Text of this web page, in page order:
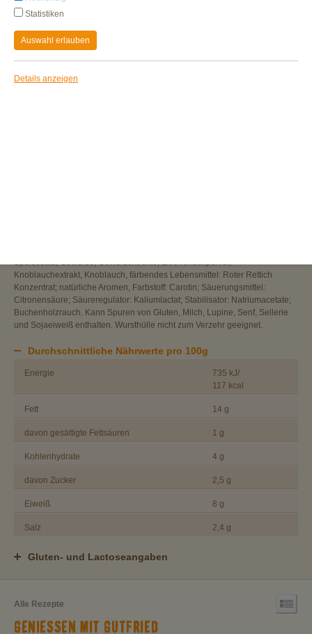
Speisesalz, Gewürze, Gewürzextrakte, Zitronensaftpulver,
Knoblauchextrakt, Knoblauch, färbendes Lebensmittel: Roter Rettich
Konzentrat; natürliche Aromen, Farbstoff: Carotin; Säuerungsmittel:
Citronensäure; Säureregulator: Kaliumlactat; Stabilisator: Natriumacetate;
Buchenholzrauch. Kann Spuren von Gluten, Milch, Lupine, Senf, Sellerie
und Sojaeiweiß enthalten. Wursthülle nicht zum Verzehr geeignet.
Durchschnittliche Nährwerte pro 100g
Energie
735 kJ/
117 kcal
Fett 14 g
davon gesättigte Fettsäuren 1 g
Kohlenhydrate 4 g
davon Zucker 2,5 g
Eiweiß 8 g
Salz 2,4 g
Gluten- und Lactoseangaben
Alle Rezepte
GENIESSEN MIT GUTFRIED
Statistiken
Auswahl erlauben
Details anzeigen